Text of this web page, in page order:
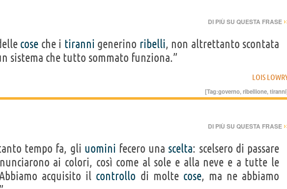
DI PIÙ SU QUESTA FRASE
cose che i tiranni generino ribelli, non altrettanto scontata
sistema che tutto sommato funziona.”
LOIS
[Tag:governo,ribellione,tiranni
DI PIÙ SU QUESTA FRASE
tempo fa, gli uomini fecero una scelta: scelsero di passare
ai colori, così come al sole e alla neve e a tutte le
acquisito il controllo di molte cose, ma ne abbiamo